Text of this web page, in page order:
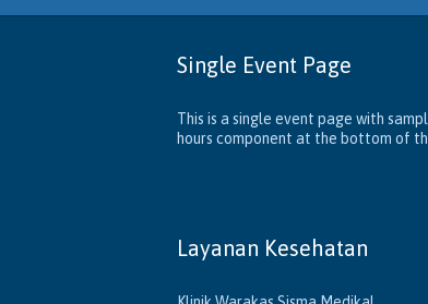
Single Event Page
This is a single event page with
hours component at the bottom of
Layanan Kesehatan